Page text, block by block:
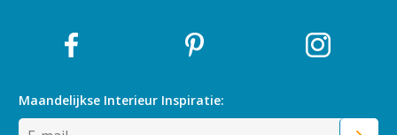
Maandelijkse Interieur Inspiratie: